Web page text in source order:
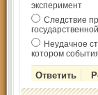
эксперимент
Следствие
Неудачное
котором